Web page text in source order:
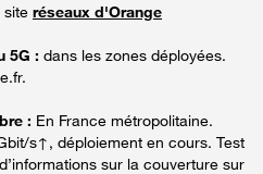
site réseaux d'Orange
5G : dans les zones déployées.
: En France métropolitaine.
s↑, déploiement en cours. Test
sur la couverture sur